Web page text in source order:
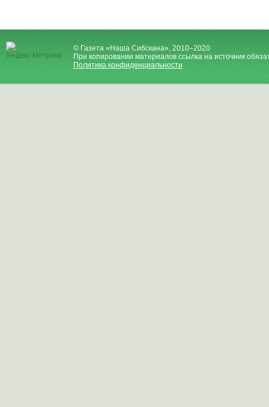
© Газета «Наша Сибскана», 2010–2020
При копировании материалов ссылка на источник
Политика конфиденциальности